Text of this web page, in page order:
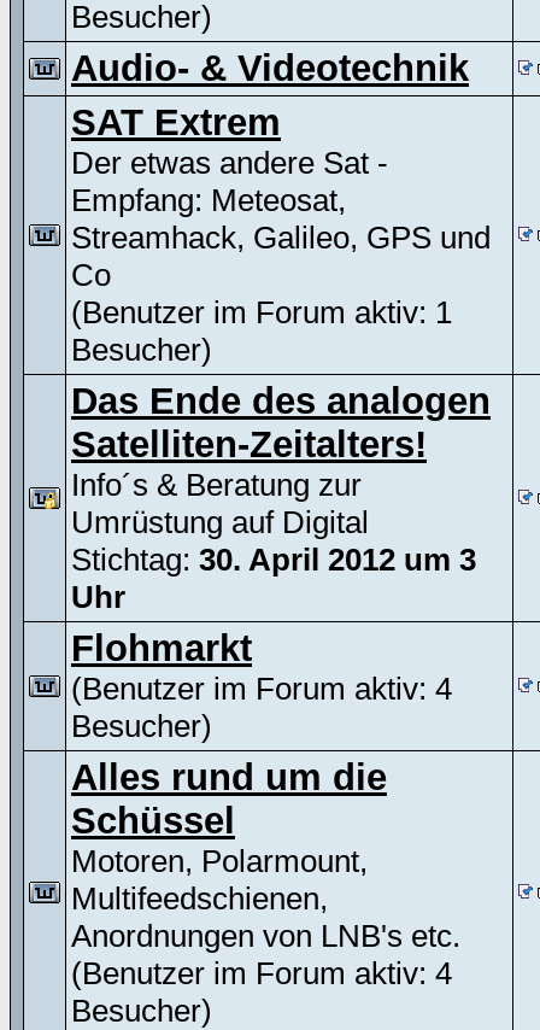
Besucher)
Audio- & Videotechnik
SAT Extrem
Der etwas andere Sat -
Empfang: Meteosat,
Streamhack, Galileo, GPS und
Co
(Benutzer im Forum aktiv: 1
Besucher)
Das Ende des analogen
Satelliten-Zeitalters!
Info´s & Beratung zur
Umrüstung auf Digital
Stichtag: 30. April 2012 um 3
Uhr
Flohmarkt
(Benutzer im Forum aktiv: 4
Besucher)
Alles rund um die
Schüssel
Motoren, Polarmount,
Multifeedschienen,
Anordnungen von LNB's etc.
(Benutzer im Forum aktiv: 4
Besucher)